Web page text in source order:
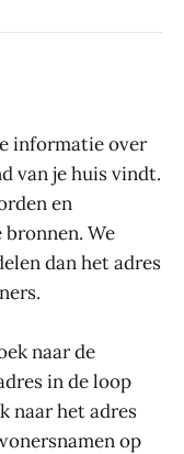
informatie over
van je huis vindt.
en
We
dan het adres
naar de
in de loop
naar het adres
op